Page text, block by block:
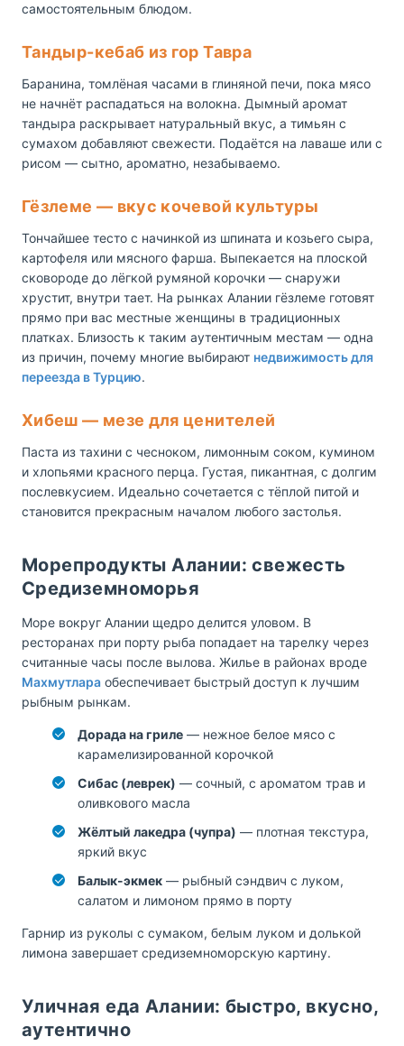
самостоятельным блюдом.
Тандыр-кебаб из гор Тавра
Баранина, томлёная часами в глиняной печи, пока мясо
не начнёт распадаться на волокна. Дымный аромат
тандыра раскрывает натуральный вкус, а тимьян с
сумахом добавляют свежести. Подаётся на лаваше или с
рисом — сытно, ароматно, незабываемо.
Гёзлеме — вкус кочевой культуры
Тончайшее тесто с начинкой из шпината и козьего сыра,
картофеля или мясного фарша. Выпекается на плоской
сковороде до лёгкой румяной корочки — снаружи
хрустит, внутри тает. На рынках Алании гёзлеме готовят
прямо при вас местные женщины в традиционных
платках. Близость к таким аутентичным местам — одна
из причин, почему многие выбирают недвижимость для
переезда в Турцию.
Хибеш — мезе для ценителей
Паста из тахини с чесноком, лимонным соком, кумином
и хлопьями красного перца. Густая, пикантная, с долгим
послевкусием. Идеально сочетается с тёплой питой и
становится прекрасным началом любого застолья.
Морепродукты Алании: свежесть
Средиземноморья
Море вокруг Алании щедро делится уловом. В
ресторанах при порту рыба попадает на тарелку через
считанные часы после вылова. Жилье в районах вроде
Махмутлара обеспечивает быстрый доступ к лучшим
рыбным рынкам.
Дорада на гриле — нежное белое мясо с
карамелизированной корочкой
Сибас (леврек) — сочный, с ароматом трав и
оливкового масла
Жёлтый лакедра (чупра) — плотная текстура,
яркий вкус
Балык-экмек — рыбный сэндвич с луком,
салатом и лимоном прямо в порту
Гарнир из руколы с сумаком, белым луком и долькой
лимона завершает средиземноморскую картину.
Уличная еда Алании: быстро, вкусно,
аутентично